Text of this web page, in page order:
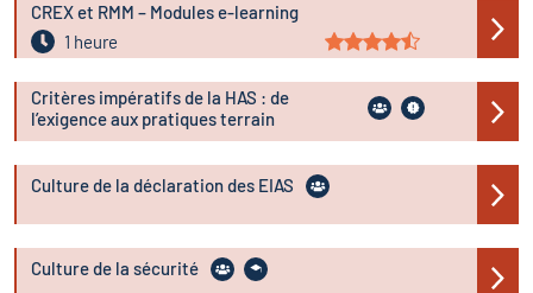
CREX et RMM – Modules e-learning
1 heure
Critères impératifs de la HAS : de
l’exigence aux pratiques terrain
Culture de la déclaration des EIAS
Culture de la sécurité